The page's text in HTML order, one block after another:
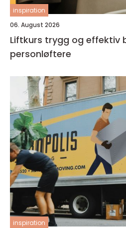
inspiration
06. August 2026
Liftkurs trygg og effektiv bruk av
personløftere
inspiration